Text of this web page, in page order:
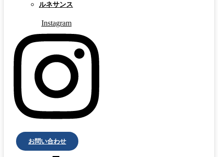
ルネサンス
Instagram
お問い合わせ